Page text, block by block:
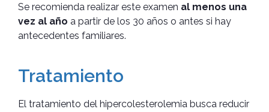
Se recomienda realizar este examen al menos una
vez al año a partir de los 30 años o antes si hay
antecedentes familiares.
Tratamiento
El tratamiento del hipercolesterolemia busca reducir